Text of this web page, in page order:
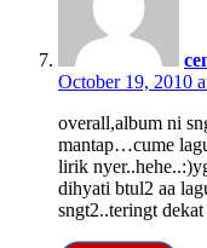
October 19, 2010
overall,album ni
mantap…cume
lirik
dihyati btul2 aa
sngt2..teringt